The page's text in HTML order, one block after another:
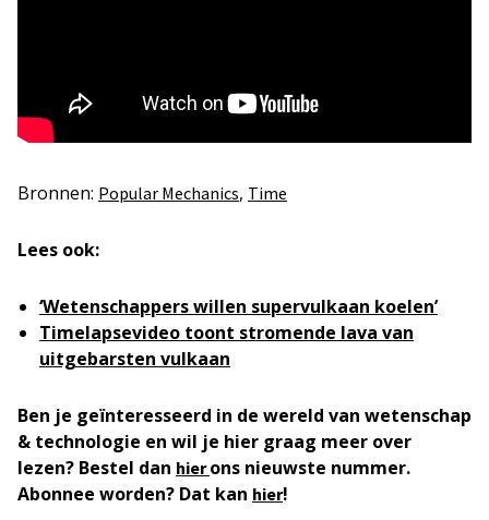
Bronnen: Popular Mechanics, Time
Lees ook:
‘Wetenschappers willen supervulkaan koelen’
Timelapsevideo toont stromende lava van
uitgebarsten vulkaan
Ben je geïnteresseerd in de wereld van wetenschap
& technologie en wil je hier graag meer over
lezen? Bestel dan hierons nieuwste nummer.
Abonnee worden? Dat kan hier!